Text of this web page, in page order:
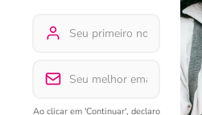
Ao clicar em 'Continuar', declaro